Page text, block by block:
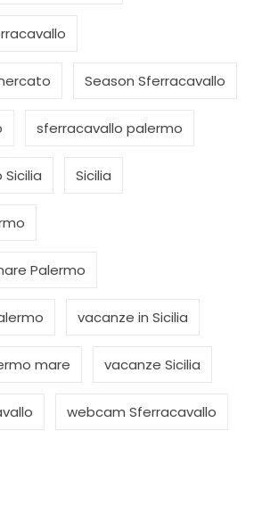
Season Sferracavallo
sferracavallo palermo
Sicilia
Palermo
vacanze in Sicilia
mare vacanze Sicilia
webcam Sferracavallo